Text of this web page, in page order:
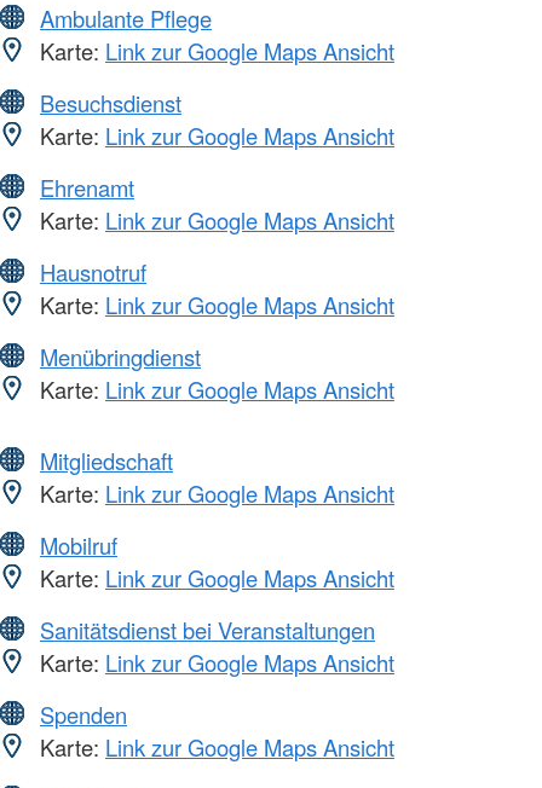
Ambulante Pflege
Karte: Link zur Google Maps Ansicht
Besuchsdienst
Karte: Link zur Google Maps Ansicht
Ehrenamt
Karte: Link zur Google Maps Ansicht
Hausnotruf
Karte: Link zur Google Maps Ansicht
Menübringdienst
Karte: Link zur Google Maps Ansicht
Mitgliedschaft
Karte: Link zur Google Maps Ansicht
Mobilruf
Karte: Link zur Google Maps Ansicht
Sanitätsdienst bei Veranstaltungen
Karte: Link zur Google Maps Ansicht
Spenden
Karte: Link zur Google Maps Ansicht